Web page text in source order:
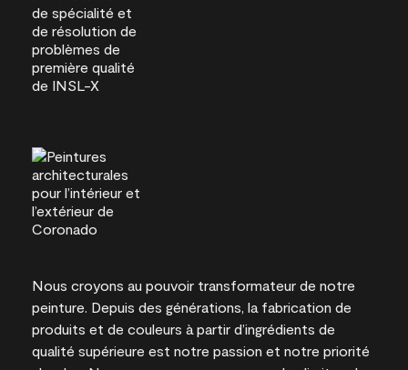
Nous croyons au pouvoir transformateur de notre
peinture. Depuis des générations, la fabrication de
produits et de couleurs à partir d’ingrédients de
qualité supérieure est notre passion et notre priorité